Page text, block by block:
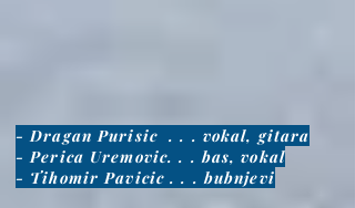
- Dragan Purisic . . . vokal, gitara
- Perica Uremovic. . . bas, vokal
- Tihomir Pavicic . . . bubnjevi